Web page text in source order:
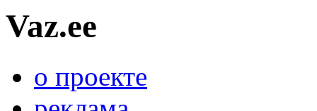
Vaz.ee
о проекте